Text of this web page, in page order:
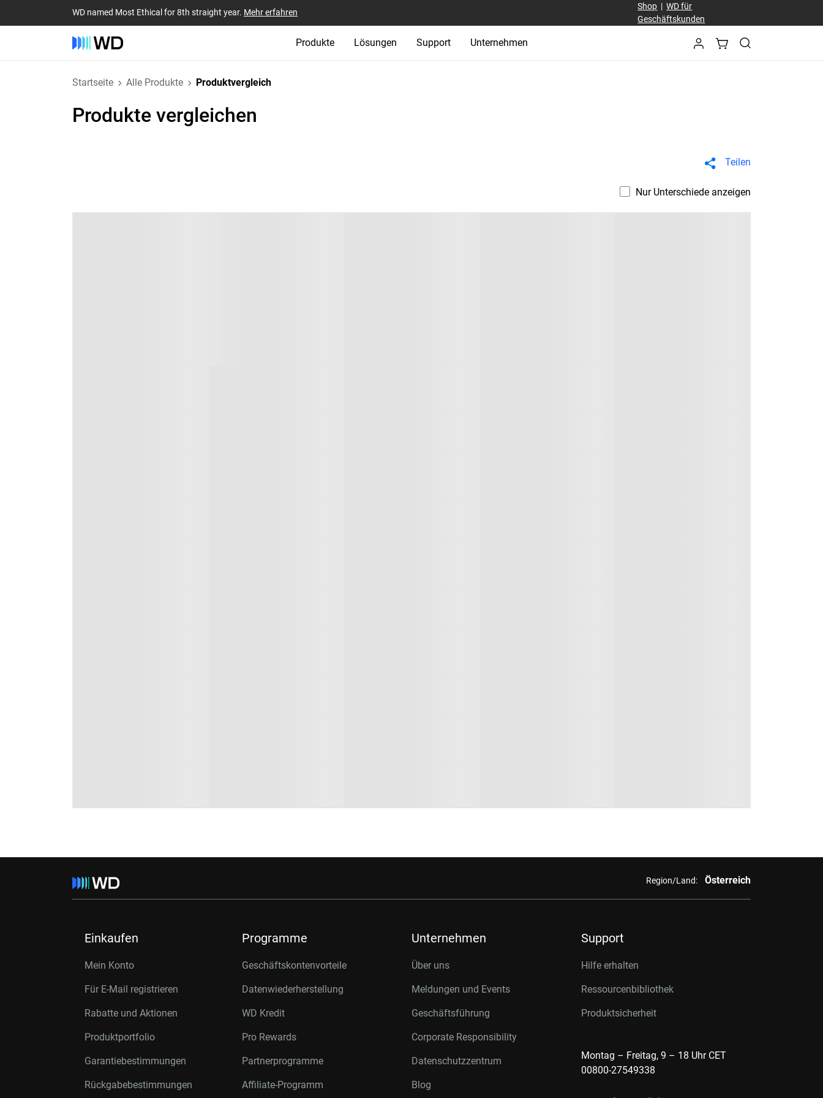
WD named Most Ethical for 8th straight year. Mehr erfahren
Shop |WD für
Geschäftskunden
Produkte Lösungen Support Unternehmen
Startseite Alle Produkte Produktvergleich
Produkte vergleichen
Teilen
Nur Unterschiede anzeigen
Region/Land: Österreich
Einkaufen
Mein Konto
Für E-Mail registrieren
Rabatte und Aktionen
Produktportfolio
Garantiebestimmungen
Rückgabebestimmungen
Programme
Geschäftskontenvorteile
Datenwiederherstellung
WD Kredit
Pro Rewards
Partnerprogramme
Affiliate-Programm
Unternehmen
Über uns
Meldungen und Events
Geschäftsführung
Corporate Responsibility
Datenschutzzentrum
Blog
Support
Hilfe erhalten
Ressourcenbibliothek
Produktsicherheit
Montag – Freitag, 9 – 18 Uhr CET
00800-27549338